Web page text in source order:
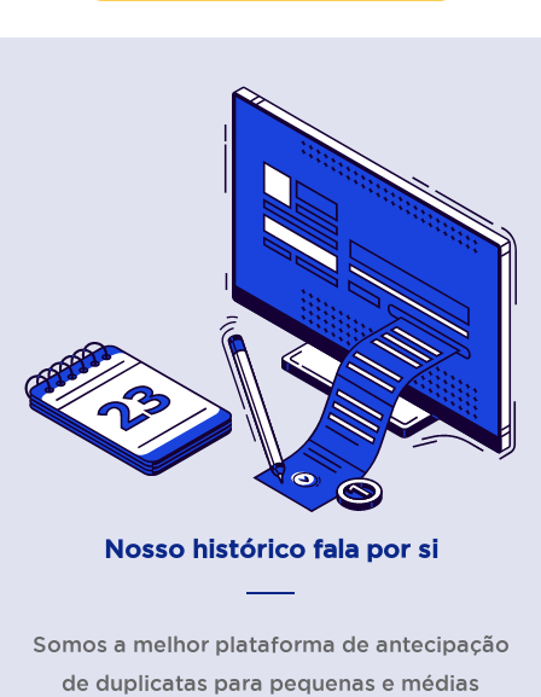
Nosso histórico fala por si
Somos a melhor plataforma de antecipação
de duplicatas para pequenas e médias